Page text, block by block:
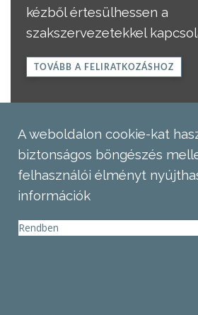
kézből értesülhessen a
szakszervezetekkel
TOVÁBB A FELIRATKOZÁSHOZ
A weboldalon cookie-kat
biztonságos böngészés
felhasználói élményt
információk
Rendben